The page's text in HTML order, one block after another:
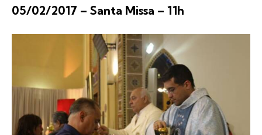
05/02/2017 – Santa Missa – 11h